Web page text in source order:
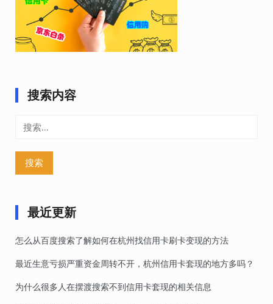
搜索内容
最近更新
怎么从百度搜索了解如何在杭州找信用卡刷卡变现的方法
最近生意亏损严重资金周转不开，杭州信用卡套现的地方多吗？
为什么很多人在摆渡搜索不到信用卡套现的相关信息